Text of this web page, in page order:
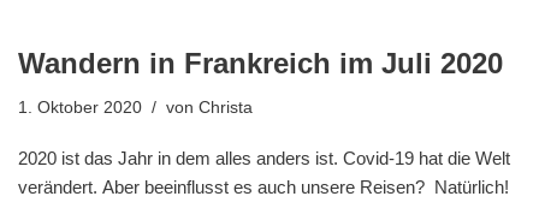
Wandern in Frankreich im Juli 2020
1. Oktober 2020 von Christa
2020 ist das Jahr in dem alles anders ist. Covid-19 hat die Welt
verändert. Aber beeinflusst es auch unsere Reisen? Natürlich!